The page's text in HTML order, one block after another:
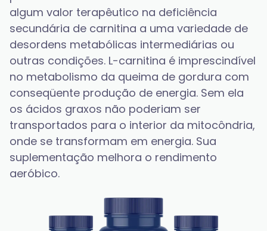
algum valor terapêutico na deficiência
secundária de carnitina a uma variedade de
desordens metabólicas intermediárias ou
outras condições. L-carnitina é imprescindível
no metabolismo da queima de gordura com
conseqüente produção de energia. Sem ela
os ácidos graxos não poderiam ser
transportados para o interior da mitocôndria,
onde se transformam em energia. Sua
suplementação melhora o rendimento
aeróbico.